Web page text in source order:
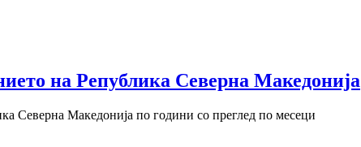
на Република Северна Македонија
Северна Македонија по години со преглед по месеци